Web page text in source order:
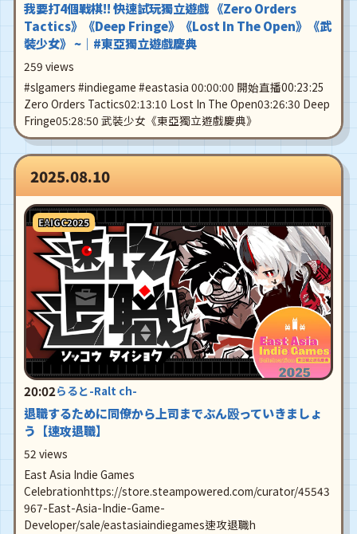
我要打4個戰棋!! 快速試玩獨立遊戲 《Zero Orders
Tactics》《Deep Fringe》《Lost In The Open》《武
裝少女》 ~｜#東亞獨立遊戲慶典
259 views
#slgamers #indiegame #eastasia 00:00:00 開始直播00:23:25
Zero Orders Tactics02:13:10 Lost In The Open03:26:30 Deep
Fringe05:28:50 武裝少女《東亞獨立遊戲慶典》
2025.08.10
EAIGC2025
20:02らると-Ralt ch-
退職するために同僚から上司までぶん殴っていきましょ
う【速攻退職】
52 views
East Asia Indie Games
Celebrationhttps://store.steampowered.com/curator/45543
967-East-Asia-Indie-Game-
Developer/sale/eastasiaindiegames速攻退職h